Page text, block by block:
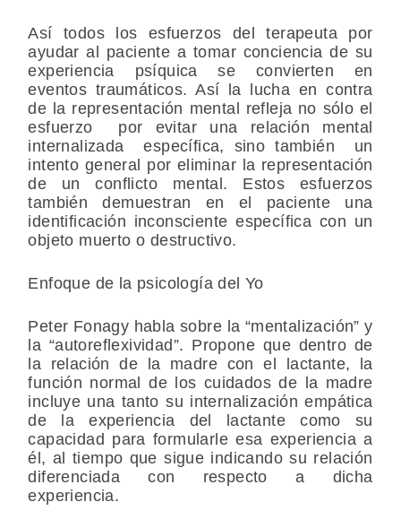
Así todos los esfuerzos del terapeuta por
ayudar al paciente a tomar conciencia de su
experiencia psíquica se convierten en
eventos traumáticos. Así la lucha en contra
de la representación mental refleja no sólo el
esfuerzo por evitar una relación mental
internalizada específica, sino también un
intento general por eliminar la representación
de un conflicto mental. Estos esfuerzos
también demuestran en el paciente una
identificación inconsciente específica con un
objeto muerto o destructivo.
Enfoque de la psicología del Yo
Peter Fonagy habla sobre la “mentalización” y
la “autoreflexividad”. Propone que dentro de
la relación de la madre con el lactante, la
función normal de los cuidados de la madre
incluye una tanto su internalización empática
de la experiencia del lactante como su
capacidad para formularle esa experiencia a
él, al tiempo que sigue indicando su relación
diferenciada con respecto a dicha
experiencia.